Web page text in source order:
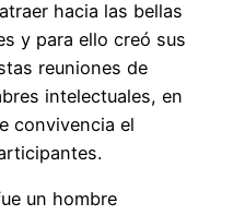
hacia las bellas
y para ello creó sus
reuniones de
intelectuales, en
convivencia el
un hombre